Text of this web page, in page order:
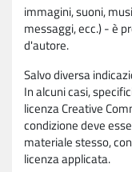
immagini, suoni,
messaggi, ecc.) - è
d'autore.
Salvo diversa
In alcuni casi,
licenza Creative
condizione deve
materiale stesso,
licenza applicata.